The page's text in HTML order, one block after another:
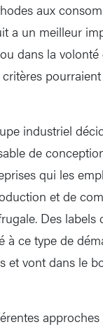
aux
a un meilleur
dans la volonté
industriel
de
qui les
et de
Des labels
à ce type de
et vont dans le
approches